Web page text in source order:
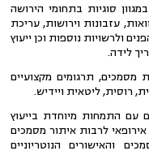
סוגיות בתחומי הירושה
עזבונות וירושות, עריכת
ולרשויות נוספות וכן ייעוץ
לידה.
תרגומים מקצועיים
רוסית, ליטאית ויידיש.
עם התמחות מיוחדת בייעוץ
לרבות איתור מסמכים
והאישורים הנוטריוניים